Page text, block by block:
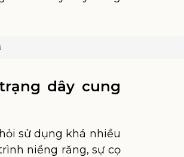
dây cung
sử dụng khá nhiều
niềng răng, sự cọ